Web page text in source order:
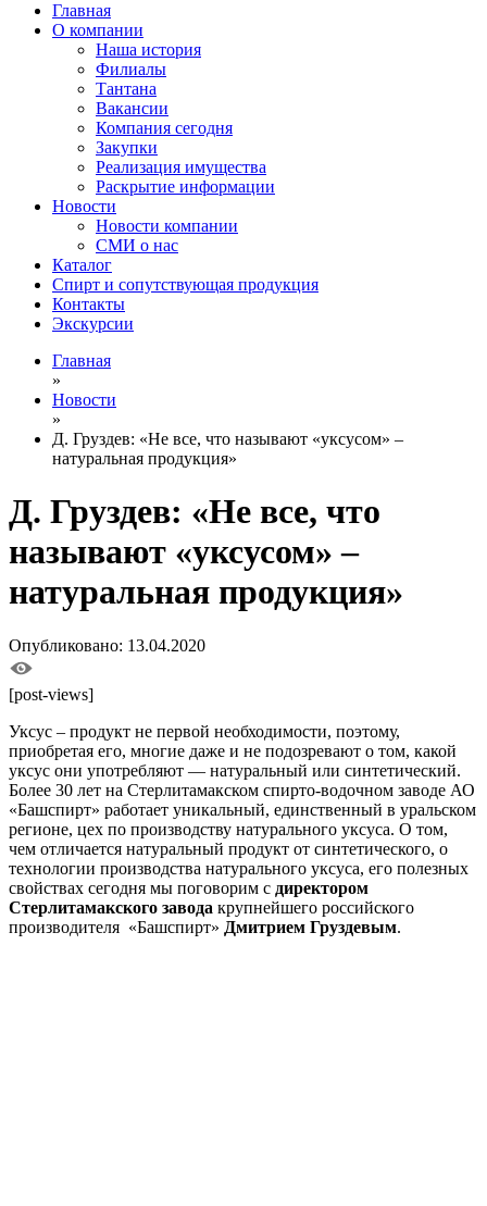
Главная
О компании
Наша история
Филиалы
Тантана
Вакансии
Компания сегодня
Закупки
Реализация имущества
Раскрытие информации
Новости
Новости компании
СМИ о нас
Каталог
Спирт и сопутствующая продукция
Контакты
Экскурсии
Главная
»
Новости
»
Д. Груздев: «Не все, что называют «уксусом» –
натуральная продукция»
Д. Груздев: «Не все, что
называют «уксусом» –
натуральная продукция»
Опубликовано: 13.04.2020
[post-views]
Уксус – продукт не первой необходимости, поэтому,
приобретая его, многие даже и не подозревают о том, какой
уксус они употребляют — натуральный или синтетический.
Более 30 лет на Стерлитамакском спирто-водочном заводе АО
«Башспирт» работает уникальный, единственный в уральском
регионе, цех по производству натурального уксуса. О том,
чем отличается натуральный продукт от синтетического, о
технологии производства натурального уксуса, его полезных
свойствах сегодня мы поговорим с директором
Стерлитамакского завода крупнейшего российского
производителя «Башспирт» Дмитрием Груздевым.